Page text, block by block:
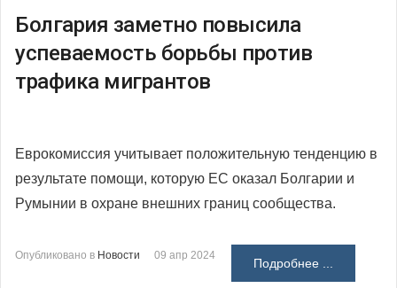
Болгария заметно повысила
успеваемость борьбы против
трафика мигрантов
Еврокомиссия учитывает положительную тенденцию в
результате помощи, которую ЕС оказал Болгарии и
Румынии в охране внешних границ сообщества.
Опубликовано в Новости 09 апр 2024
Подробнее ...